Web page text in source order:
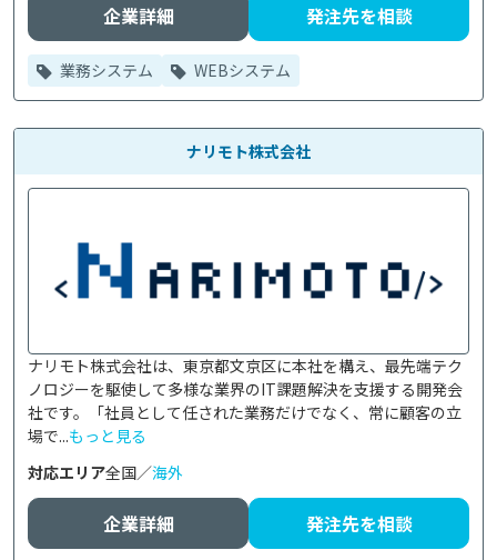
企業詳細 発注先を相談
業務システム WEBシステム
ナリモト株式会社
ナリモト株式会社は、東京都文京区に本社を構え、最先端テク
ノロジーを駆使して多様な業界のIT課題解決を支援する開発会
社です。「社員として任された業務だけでなく、常に顧客の立
場で...もっと見る
対応エリア全国／海外
企業詳細 発注先を相談